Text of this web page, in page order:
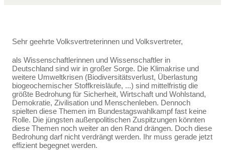
Sehr geehrte Volksvertreterinnen und Volksvertreter,
als Wissenschaftlerinnen und Wissenschaftler in
Deutschland sind wir in großer Sorge. Die Klima­krise und
weitere Umweltkrisen (Biodiversitätsverlust, Überlastung
biogeochemischer Stoffkreisläu­fe, ...) sind mittelfristig die
größte Bedrohung für Sicherheit, Wirtschaft und Wohlstand,
Demokratie, Zivilisation und Menschenleben. Dennoch
spielten diese Themen im Bundestagswahlkampf fast keine
Rolle. Die jüngsten außenpolitischen Zuspitzungen könnten
diese Themen noch weiter an den Rand drängen. Doch diese
Bedrohung darf nicht verdrängt werden. Ihr muss gerade jetzt
effi­zient begegnet werden.